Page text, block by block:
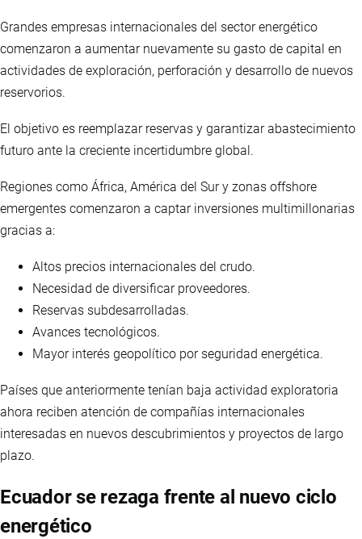
Grandes empresas internacionales del sector energético
comenzaron a aumentar nuevamente su gasto de capital en
actividades de exploración, perforación y desarrollo de nuevos
reservorios.
El objetivo es reemplazar reservas y garantizar abastecimiento
futuro ante la creciente incertidumbre global.
Regiones como África, América del Sur y zonas offshore
emergentes comenzaron a captar inversiones multimillonarias
gracias a:
Altos precios internacionales del crudo.
Necesidad de diversificar proveedores.
Reservas subdesarrolladas.
Avances tecnológicos.
Mayor interés geopolítico por seguridad energética.
Países que anteriormente tenían baja actividad exploratoria
ahora reciben atención de compañías internacionales
interesadas en nuevos descubrimientos y proyectos de largo
plazo.
Ecuador se rezaga frente al nuevo ciclo
energético